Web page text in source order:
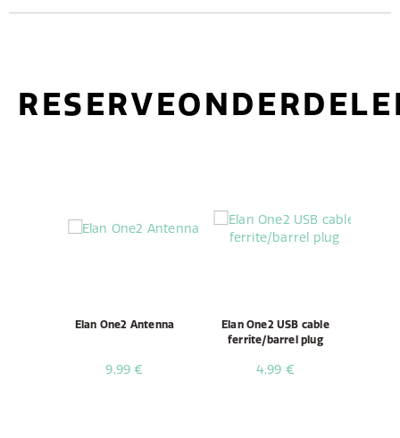
Elan One2 Antenna
9,99 €
Elan One2 USB cable
ferrite/barrel plug
4,99 €